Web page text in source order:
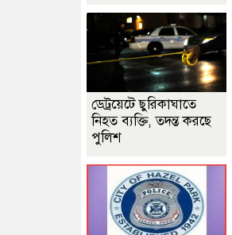
ডেট্রয়েটে ছুরিকাঘাতে
নিহত ব্যক্তি, তদন্ত করছে
পুলিশ